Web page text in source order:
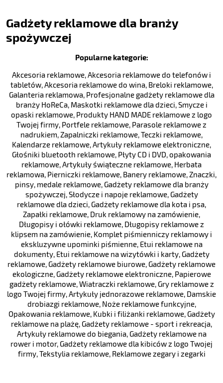
Gadżety reklamowe dla branży
spożywczej
Popularne kategorie:
Akcesoria reklamowe,Akcesoria reklamowe do telefonów i
tabletów,Akcesoria reklamowe do wina, Breloki reklamowe,
Galanteria reklamowa, Profesjonalne gadżety reklamowe dla
branży HoReCa, Maskotki reklamowe dla dzieci,Smycze i
opaski reklamowe, Produkty HAND MADE reklamowe z logo
Twojej firmy, Portfele reklamowe, Parasole reklamowe z
nadrukiem,Zapalniczki reklamowe,Teczki reklamowe,
Kalendarze reklamowe,Artykuły reklamowe elektroniczne,
Głośniki bluetooth reklamowe, Płyty CD i DVD, opakowania
reklamowe,Artykuły świąteczne reklamowe, Herbata
reklamowa, Pierniczki reklamowe, Banery reklamowe,Znaczki,
pinsy, medale reklamowe, Gadżety reklamowe dla branży
spożywczej,Słodycze i napoje reklamowe, Gadżety
reklamowe dla dzieci, Gadżety reklamowe dla kota i psa,
Zapałki reklamowe, Druk reklamowy na zamówienie,
Długopisy i ołówki reklamowe, Długopisy reklamowe z
klipsem na zamówienie, Komplet piśmienniczy reklamowy i
ekskluzywne upominki piśmienne, Etui reklamowe na
dokumenty, Etui reklamowe na wizytówki i karty, Gadżety
reklamowe, Gadżety reklamowe biurowe, Gadżety reklamowe
ekologiczne, Gadżety reklamowe elektroniczne, Papierowe
gadżety reklamowe,Wiatraczki reklamowe, Gry reklamowe z
logo Twojej firmy,Artykuły jednorazowe reklamowe, Damskie
drobiazgi reklamowe, Noże reklamowe funkcyjne,
Opakowania reklamowe, Kubki i filiżanki reklamowe, Gadżety
reklamowe na plażę, Gadżety reklamowe - sport i rekreacja,
Artykuły reklamowe do biegania, Gadżety reklamowe na
rower i motor, Gadżety reklamowe dla kibiców z logo Twojej
firmy,Tekstylia reklamowe, Reklamowe zegary i zegarki